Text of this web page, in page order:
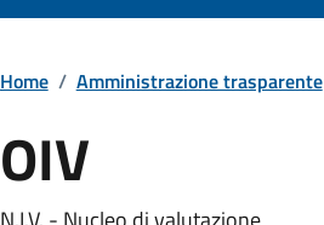
Home / Amministrazione trasparente
OIV